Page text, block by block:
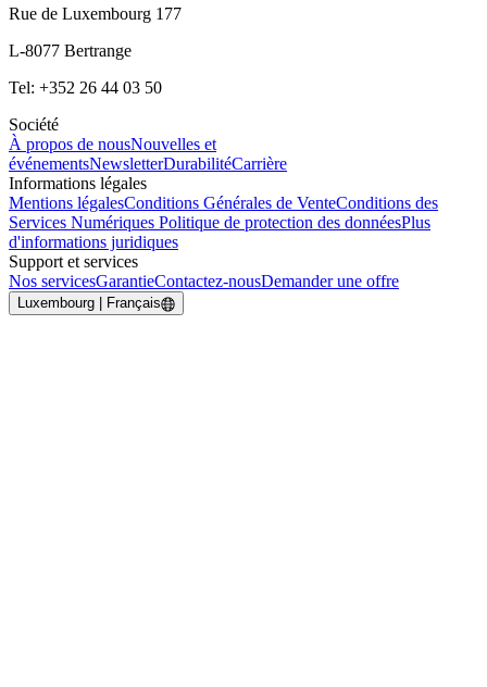
Rue de Luxembourg 177
L-8077 Bertrange
Tel: +352 26 44 03 50
Société
À propos de nousNouvelles et
événementsNewsletterDurabilitéCarrière
Informations légales
Mentions légalesConditions Générales de VenteConditions des
Services Numériques Politique de protection des donnéesPlus
d'informations juridiques
Support et services
Nos servicesGarantieContactez-nousDemander une offre
Luxembourg | Français